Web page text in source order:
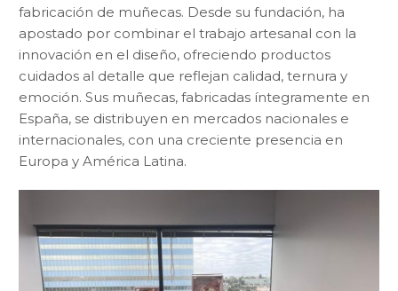
fabricación de muñecas. Desde su fundación, ha
apostado por combinar el trabajo artesanal con la
innovación en el diseño, ofreciendo productos
cuidados al detalle que reflejan calidad, ternura y
emoción. Sus muñecas, fabricadas íntegramente en
España, se distribuyen en mercados nacionales e
internacionales, con una creciente presencia en
Europa y América Latina.